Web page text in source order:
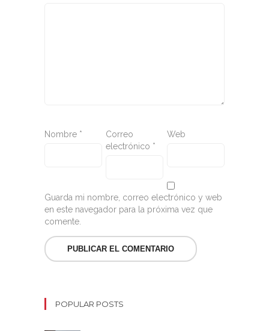
Nombre *
Correo
electrónico *
Web
Guarda mi nombre, correo electrónico y web
en este navegador para la próxima vez que
comente.
POPULAR POSTS